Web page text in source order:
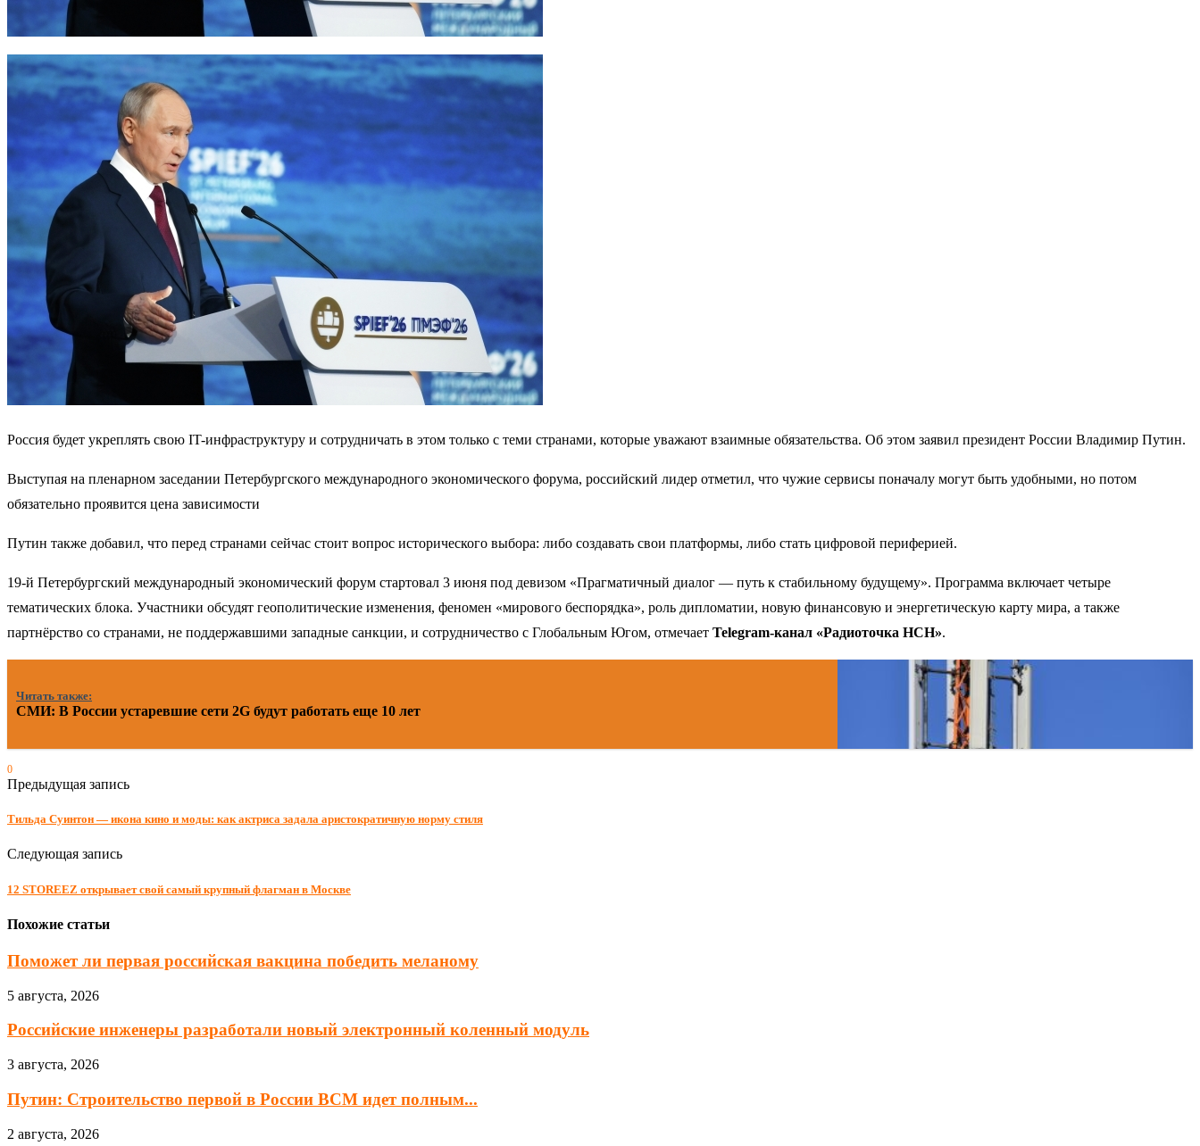
Россия будет укреплять свою IT-инфраструктуру и сотрудничать в этом только с теми странами, которые уважают взаимные обязательства. Об этом заявил президент России Владимир Путин.
Выступая на пленарном заседании Петербургского международного экономического форума, российский лидер отметил, что чужие сервисы поначалу могут быть удобными, но потом
обязательно проявится цена зависимости
Путин также добавил, что перед странами сейчас стоит вопрос исторического выбора: либо создавать свои платформы, либо стать цифровой периферией.
19‑й Петербургский международный экономический форум стартовал 3 июня под девизом «Прагматичный диалог — путь к стабильному будущему». Программа включает четыре
тематических блока. Участники обсудят геополитические изменения, феномен «мирового беспорядка», роль дипломатии, новую финансовую и энергетическую карту мира, а также
партнёрство со странами, не поддержавшими западные санкции, и сотрудничество с Глобальным Югом, отмечает Telegram-канал «Радиоточка НСН».
Читать также:
СМИ: В России устаревшие сети 2G будут работать еще 10 лет
0
Предыдущая запись
Тильда Суинтон — икона кино и моды: как актриса задала аристократичную норму стиля
Следующая запись
12 STOREEZ открывает свой самый крупный флагман в Москве
Похожие статьи
Поможет ли первая российская вакцина победить меланому
5 августа, 2026
Российские инженеры разработали новый электронный коленный модуль
3 августа, 2026
Путин: Строительство первой в России ВСМ идет полным...
2 августа, 2026